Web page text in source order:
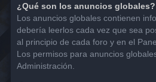
¿Qué son los anuncios globales?
Los anuncios globales contienen
debería leerlos cada vez que sea
al principio de cada foro y en el
Los permisos para anuncios
Administración.